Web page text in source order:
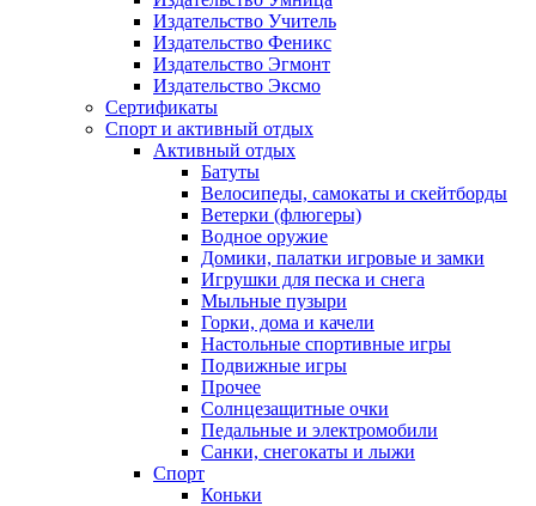
Издательство Учитель
Издательство Феникс
Издательство Эгмонт
Издательство Эксмо
Сертификаты
Спорт и активный отдых
Активный отдых
Батуты
Велосипеды, самокаты и скейтборды
Ветерки (флюгеры)
Водное оружие
Домики, палатки игровые и замки
Игрушки для песка и снега
Мыльные пузыри
Горки, дома и качели
Настольные спортивные игры
Подвижные игры
Прочее
Солнцезащитные очки
Педальные и электромобили
Санки, снегокаты и лыжи
Спорт
Коньки